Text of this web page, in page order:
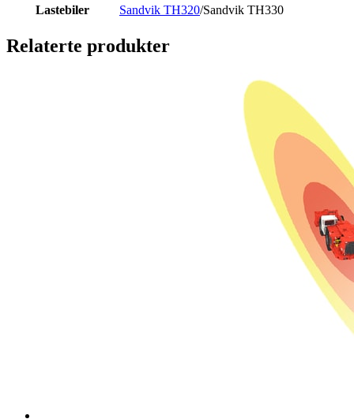
Lastebiler
Sandvik TH320/Sandvik TH330
Relaterte produkter